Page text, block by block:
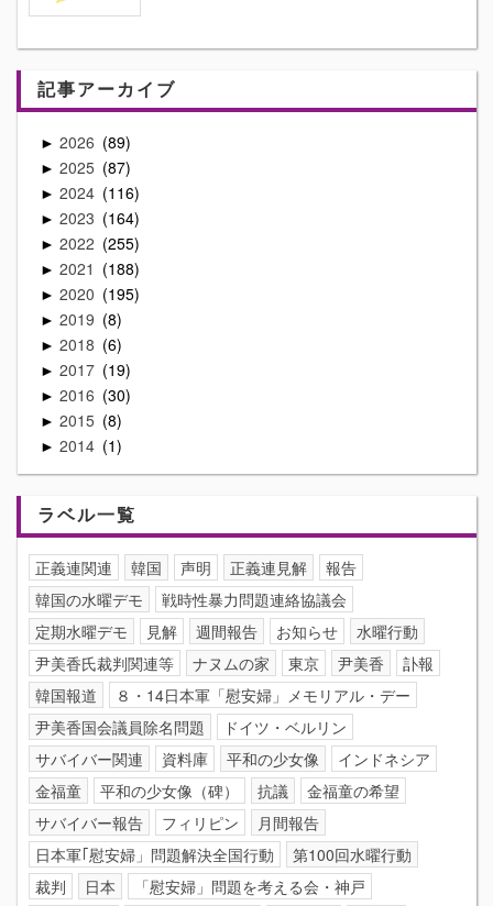
記事アーカイブ
► 2026 89
► 2025 87
► 2024 116
► 2023 164
► 2022 255
► 2021 188
► 2020 195
► 2019 8
► 2018 6
► 2017 19
► 2016 30
► 2015 8
► 2014 1
ラベル一覧
正義連関連 韓国 声明 正義連見解
報告
韓国の水曜デモ
戦時性暴力問題連絡協議会
定期水曜デモ
見解 週間報告 お知らせ
水曜行動
尹美香氏裁判関連等
ナヌムの家 東京 尹美香
訃報
韓国報道
８・14日本軍「慰安婦」メモリアル・デー
尹美香国会議員除名問題
ドイツ・ベルリン
サバイバー関連
資料庫 平和の少女像
インドネシア
金福童
平和の少女像（碑） 抗議
金福童の希望
サバイバー報告
フィリピン
月間報告
日本軍｢慰安婦」問題解決全国行動
第100回水曜行動
裁判
日本
「慰安婦」問題を考える会・神戸